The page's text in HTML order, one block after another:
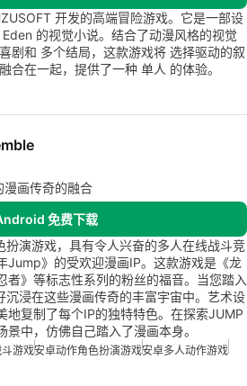
开发的高端冒险游戏。它是一部设
的视觉小说。结合了动漫风格的视觉
剧和 多个结局，这款游戏将 选择驱动的叙
合在一起，提供了一种 单人 的体验。
漫画传奇的融合
免费下载
演游戏，具有令人兴奋的多人在线战斗竞
Jump》的受欢迎漫画IP。这款游戏是《龙
者》等标志性系列的粉丝的福音。当您踏入
浸在这些漫画传奇的丰富宇宙中。艺术设
地复制了每个IP的独特特色。在探索JUMP
中，仿佛自己踏入了漫画本身。
游戏安卓动作角色扮演游戏安卓多人动作游戏